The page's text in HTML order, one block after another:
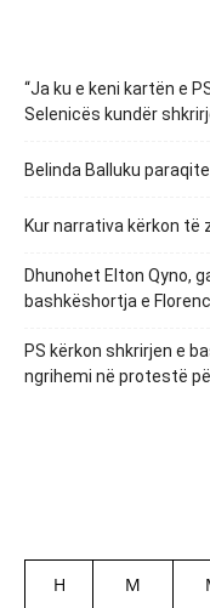
“Ja ku e keni kartën e
Selenicës kundër
Belinda Balluku
Kur narrativa kërkon të
Dhunohet Elton Qyno,
bashkëshortja e
PS kërkon shkrirjen e
ngrihemi në protestë
H M